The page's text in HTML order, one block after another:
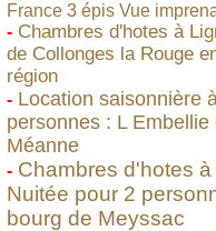
France 3 épis Vue
- Chambres d'hotes à
de Collonges la Rouge
région
- Location saisonnière
personnes : L
Méanne
- Chambres d'hotes
Nuitée pour 2
bourg de Meyssac